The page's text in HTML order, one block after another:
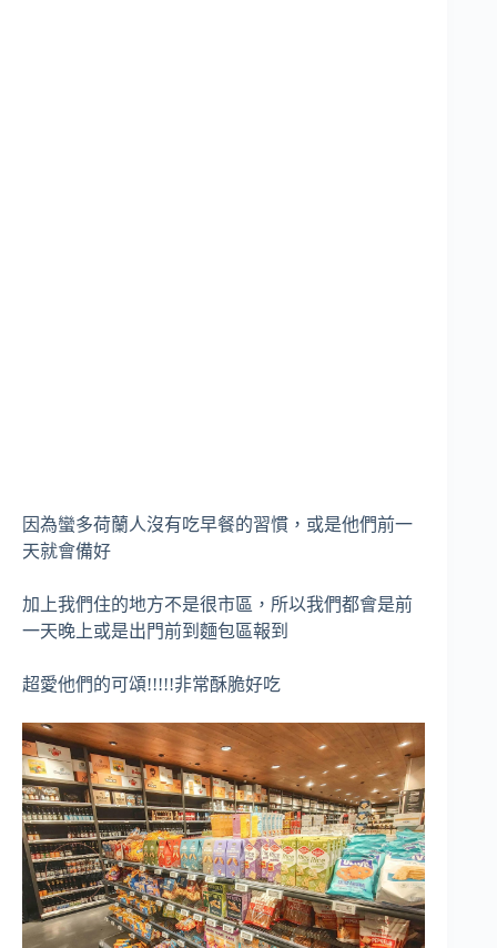
因為蠻多荷蘭人沒有吃早餐的習慣，或是他們前一
天就會備好
加上我們住的地方不是很市區，所以我們都會是前
一天晚上或是出門前到麵包區報到
超愛他們的可頌!!!!!非常酥脆好吃